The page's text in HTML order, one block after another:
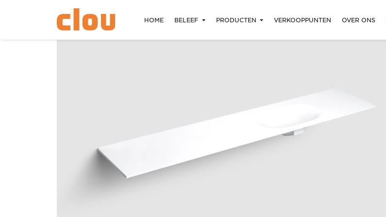
HOME BELEEF PRODUCTEN VERKOOPPUNTEN OVER ONS